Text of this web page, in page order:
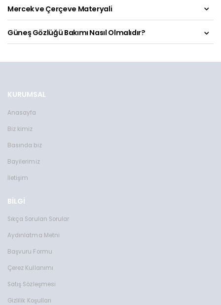
Mercek ve Çerçeve Materyali
Güneş Gözlüğü Bakımı Nasıl Olmalıdır?
KURUMSAL
Anasayfa
Biz kimiz
Basında biz
Bayilerimiz
İletişim
BİLGİ
Sıkça Sorulan Sorular
Aydınlatma Metni
Başvuru Formu
Çerez Kullanımı
Satış Sözleşmesi
Gizlilik Koşulları